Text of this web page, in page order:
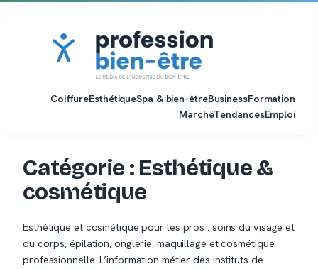
CoiffureEsthétiqueSpa & bien-êtreBusinessFormation
MarchéTendancesEmploi
Catégorie : Esthétique &
cosmétique
Esthétique et cosmétique pour les pros : soins du visage et
du corps, épilation, onglerie, maquillage et cosmétique
professionnelle. L’information métier des instituts de